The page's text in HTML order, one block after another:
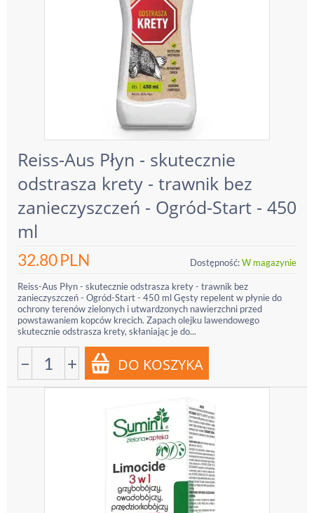
Reiss-Aus Płyn - skutecznie
odstrasza krety - trawnik bez
zanieczyszczeń - Ogród-Start - 450
ml
32.80PLN Dostępność:W magazynie
Reiss-Aus Płyn - skutecznie odstrasza krety - trawnik bez
zanieczyszczeń - Ogród-Start - 450 ml Gęsty repelent w płynie do
ochrony terenów zielonych i utwardzonych nawierzchni przed
powstawaniem kopców krecich. Zapach olejku lawendowego
skutecznie odstrasza krety, skłaniając je do...
− +